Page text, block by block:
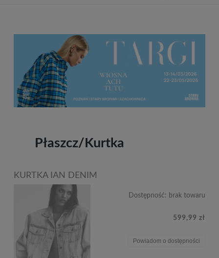
Płaszcz/Kurtka
KURTKA IAN DENIM
Dostępność: brak towaru
599,99 zł
Powiadom o dostępności